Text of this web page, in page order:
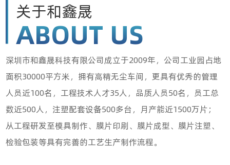
数码电子解决方案
关于和鑫晟
ABOUT US
深圳市和鑫晟科技有限公司成立于2009年，公司工业园占地
面积30000平方米，拥有高精无尘车间，更具有优秀的管理
人员近100名，工程技术人才35人，品质人员50名，员工总
数近500人，注塑配套设备500多台，月产能近1500万片；
从工程研发至模具制作、膜片印刷、膜片成型、膜片注塑、
检验包装等具有完善的工艺生产制作流程。